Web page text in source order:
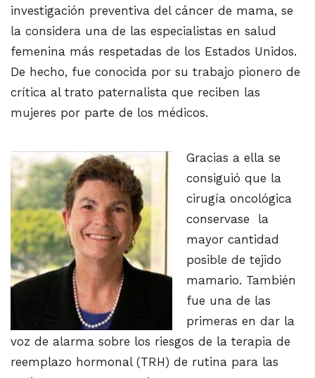
investigación preventiva del cáncer de mama, se
la considera una de las especialistas en salud
femenina más respetadas de los Estados Unidos.
De hecho, fue conocida por su trabajo pionero de
crítica al trato paternalista que reciben las
mujeres por parte de los médicos.
Gracias a ella se
consiguió que la
cirugía oncológica
conservase la
mayor cantidad
posible de tejido
mamario. También
fue una de las
primeras en dar la
voz de alarma sobre los riesgos de la terapia de
reemplazo hormonal (TRH) de rutina para las